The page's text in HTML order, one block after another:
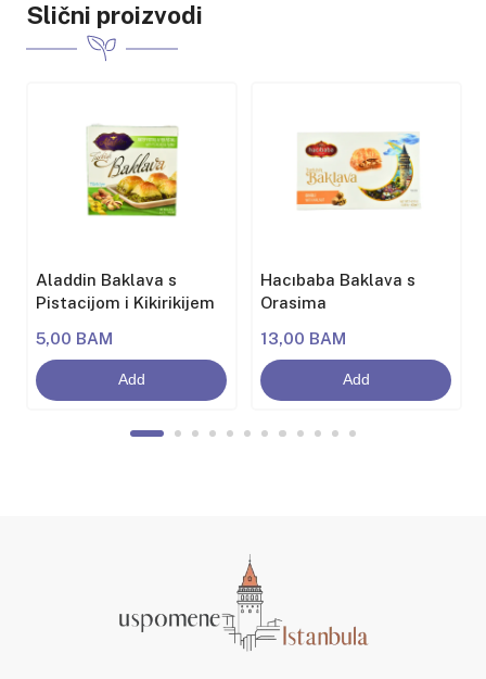
Slični proizvodi
Aladdin Baklava s
Pistacijom i Kikirikijem
5,00 BAM
Add
Hacıbaba Baklava s
Orasima
13,00 BAM
Add